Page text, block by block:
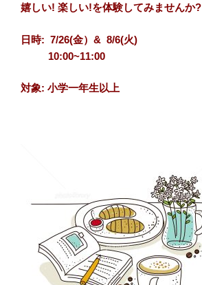
嬉しい! 楽しい!を体験してみませんか?
日時: 7/26(金）& 8/6(火)
10:00~11:00
対象: 小学一年生以上